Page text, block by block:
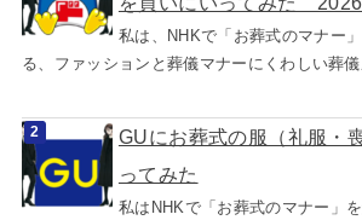
私は、NHKで「お葬式のマナー
る、ファッションと葬儀マナーにくわしい葬
GUにお葬式の服（礼服・
ってみた
私はNHKで「お葬式のマナー」